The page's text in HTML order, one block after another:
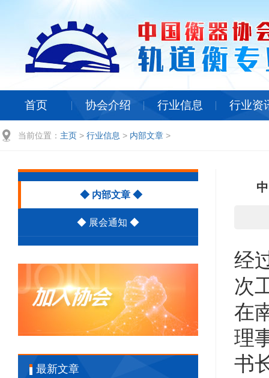
首页 协会介绍 行业信息 行业资
当前位置： 主页 > 行业信息 > 内部文章 >
◆ 内部文章 ◆
◆ 展会通知 ◆
最新文章
经
次
在
理
书